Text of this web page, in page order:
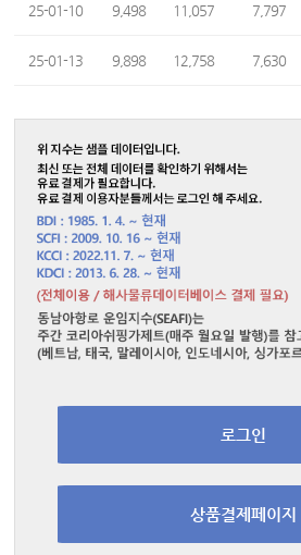
25-01-10 9,498 11,057 7,797
25-01-13 9,898 12,758 7,630
로그인
상품결제페이지